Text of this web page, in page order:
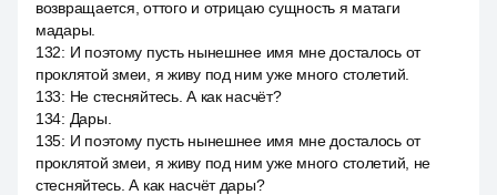
возвращается, оттого и отрицаю сущность я матаги
мадары.
132: И поэтому пусть нынешнее имя мне досталось от
проклятой змеи, я живу под ним уже много столетий.
133: Не стесняйтесь. А как насчёт?
134: Дары.
135: И поэтому пусть нынешнее имя мне досталось от
проклятой змеи, я живу под ним уже много столетий, не
стесняйтесь. А как насчёт дары?